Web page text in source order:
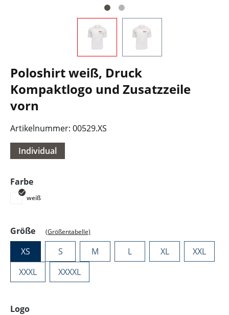
Poloshirt weiß, Druck
Kompaktlogo und Zusatzzeile
vorn
Artikelnummer: 00529.XS
Individual
Farbeauswählen
weiß
Größeauswählen
(Größentabelle)
XS S M L XL
XXL
XXXL
XXXXL
Logoauswählen